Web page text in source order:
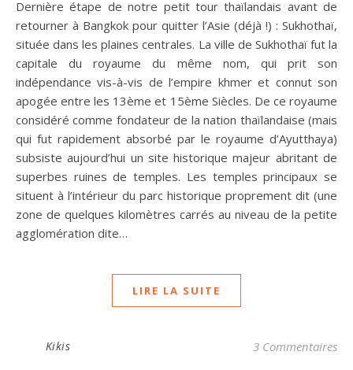
Dernière étape de notre petit tour thaïlandais avant de
retourner à Bangkok pour quitter l’Asie (déjà !) : Sukhothaï,
située dans les plaines centrales. La ville de Sukhothaï fut la
capitale du royaume du même nom, qui prit son
indépendance vis-à-vis de l’empire khmer et connut son
apogée entre les 13ème et 15ème Siècles. De ce royaume
considéré comme fondateur de la nation thaïlandaise (mais
qui fut rapidement absorbé par le royaume d’Ayutthaya)
subsiste aujourd’hui un site historique majeur abritant de
superbes ruines de temples. Les temples principaux se
situent à l’intérieur du parc historique proprement dit (une
zone de quelques kilomètres carrés au niveau de la petite
agglomération dite…
LIRE LA SUITE
Kikis 3 Commentaires